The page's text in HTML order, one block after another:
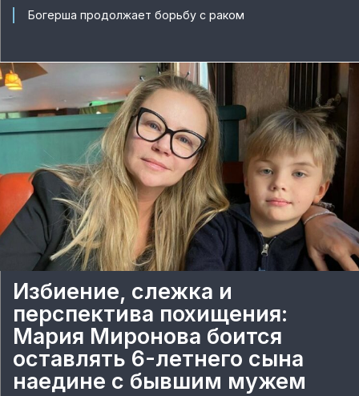
Богерша продолжает борьбу с раком
Избиение, слежка и
перспектива похищения:
Мария Миронова боится
оставлять 6-летнего сына
наедине с бывшим мужем